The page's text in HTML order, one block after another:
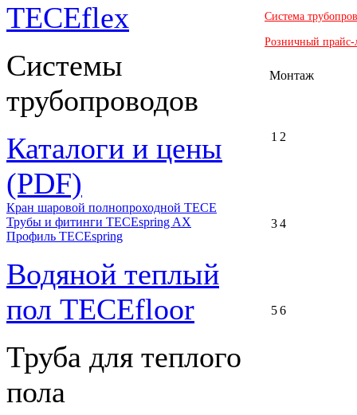
TECEflex
Системы
трубопроводов
Каталоги и цены
(PDF)
Кран шаровой полнопроходной ТЕСЕ
Трубы и фитинги TECEspring AX
Профиль TECEspring
Водяной теплый
пол TECEfloor
Труба для теплого
пола
Система
Розничный прайс-
Монтаж
1 2
34
56